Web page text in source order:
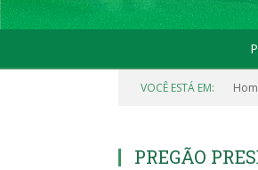
VOCÊ ESTÁ EM:
PREGÃO